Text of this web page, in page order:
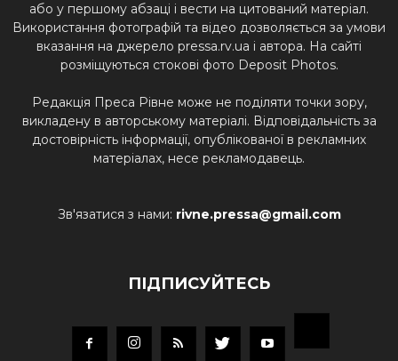
або у першому абзаці і вести на цитований матеріал.
Використання фотографій та відео дозволяється за умови
вказання на джерело pressa.rv.ua і автора. На сайті
розміщуються стокові фото Deposit Photos.
Редакція Преса Рівне може не поділяти точки зору,
викладену в авторському матеріалі. Відповідальність за
достовірність інформації, опублікованої в рекламних
матеріалах, несе рекламодавець.
Зв'язатися з нами: rivne.pressa@gmail.com
ПІДПИСУЙТЕСЬ